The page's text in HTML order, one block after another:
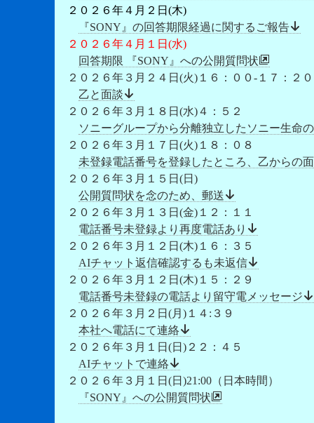
２０２６年４月２日(木)
『SONY』の回答期限経過に関するご報告
２０２６年４月１日(水)
回答期限 『SONY』への公開質問状
２０２６年３月２４日(火)１６：００-１７：２０
乙と面談
２０２６年３月１８日(水)４：５２
ソニーグループから分離独立したソニー生命
２０２６年３月１７日(火)１８：０８
未登録電話番号を登録したところ、乙からの
２０２６年３月１５日(日)
公開質問状を念のため、郵送
２０２６年３月１３日(金)１２：１１
電話番号未登録より再度電話あり
２０２６年３月１２日(木)１６：３５
AIチャット返信確認するも未返信
２０２６年３月１２日(木)１５：２９
電話番号未登録の電話より留守電メッセージ
２０２６年３月２日(月)１４:３９
本社へ電話にて連絡
２０２６年３月１日(日)２２：４５
AIチャットで連絡
２０２６年３月１日(日)21:00（日本時間）
『SONY』への公開質問状